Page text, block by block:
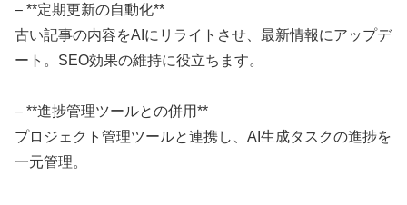
– **定期更新の自動化**
古い記事の内容をAIにリライトさせ、最新情報にアップデ
ート。SEO効果の維持に役立ちます。
– **進捗管理ツールとの併用**
プロジェクト管理ツールと連携し、AI生成タスクの進捗を
一元管理。